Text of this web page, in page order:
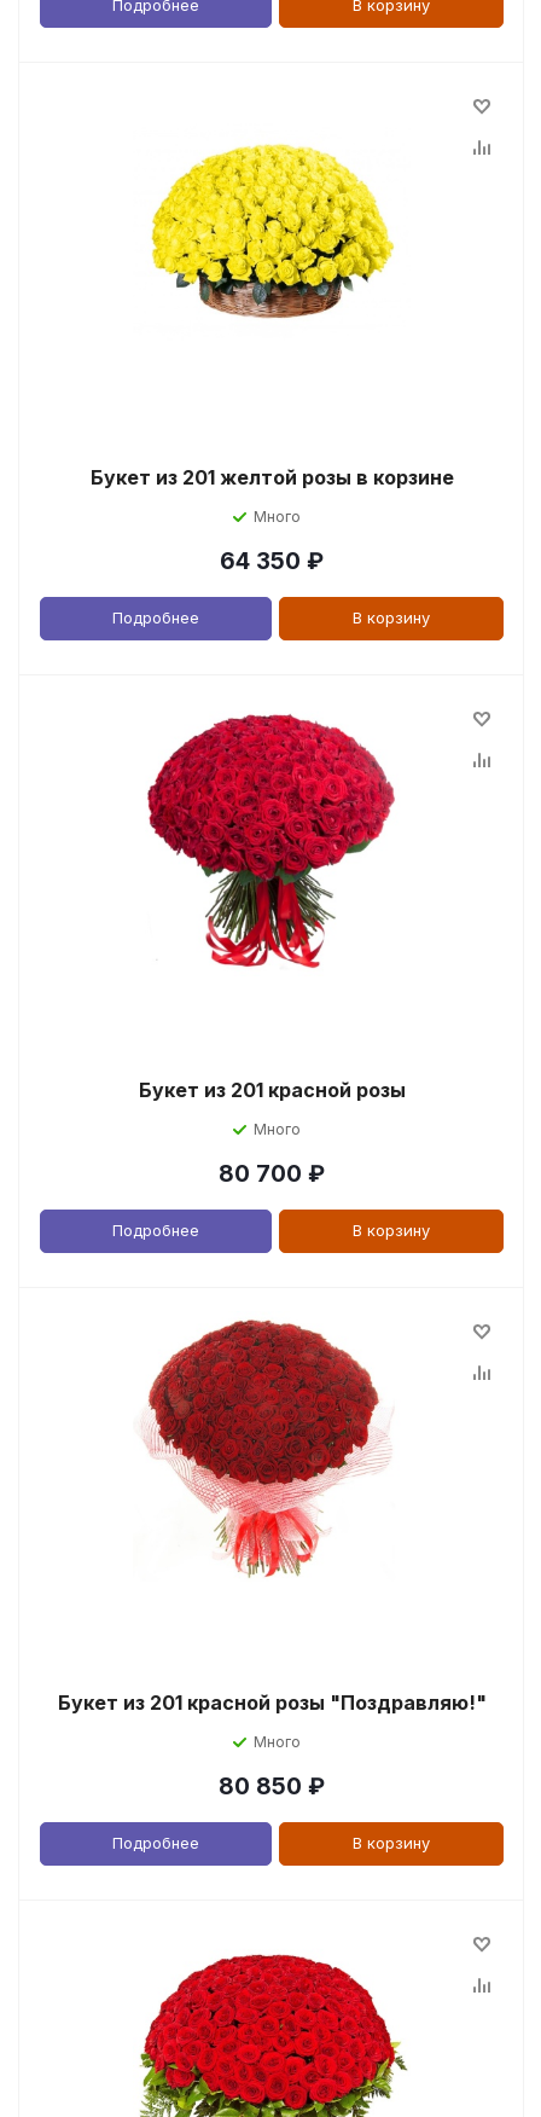
Подробнее В корзину
Букет из 201 желтой розы в корзине
Много
64 350 ₽
Подробнее В корзину
Букет из 201 красной розы
Много
80 700 ₽
Подробнее В корзину
Букет из 201 красной розы "Поздравляю!"
Много
80 850 ₽
Подробнее В корзину